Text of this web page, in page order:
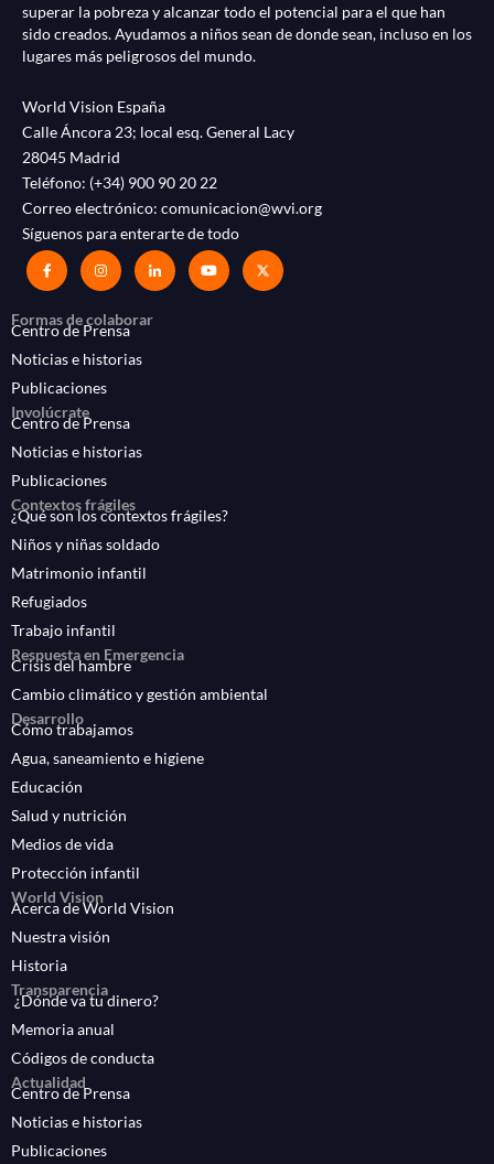
superar la pobreza y alcanzar todo el potencial para el que han
sido creados. Ayudamos a niños sean de donde sean, incluso en los
lugares más peligrosos del mundo.
World Vision España
Calle Áncora 23; local esq. General Lacy
28045 Madrid
Teléfono: (+34) 900 90 20 22
Correo electrónico: comunicacion@wvi.org
Síguenos para enterarte de todo
Formas de colaborar
Centro de Prensa
Noticias e historias
Publicaciones
Involúcrate
Centro de Prensa
Noticias e historias
Publicaciones
Contextos frágiles
¿Qué son los contextos frágiles?
Niños y niñas soldado
Matrimonio infantil
Refugiados
Trabajo infantil
Respuesta en Emergencia
Crisis del hambre
Cambio climático y gestión ambiental
Desarrollo
Cómo trabajamos
Agua, saneamiento e higiene
Educación
Salud y nutrición
Medios de vida
Protección infantil
World Vision
Acerca de World Vision
Nuestra visión
Historia
Transparencia
¿Dónde va tu dinero?
Memoria anual
Códigos de conducta
Actualidad
Centro de Prensa
Noticias e historias
Publicaciones